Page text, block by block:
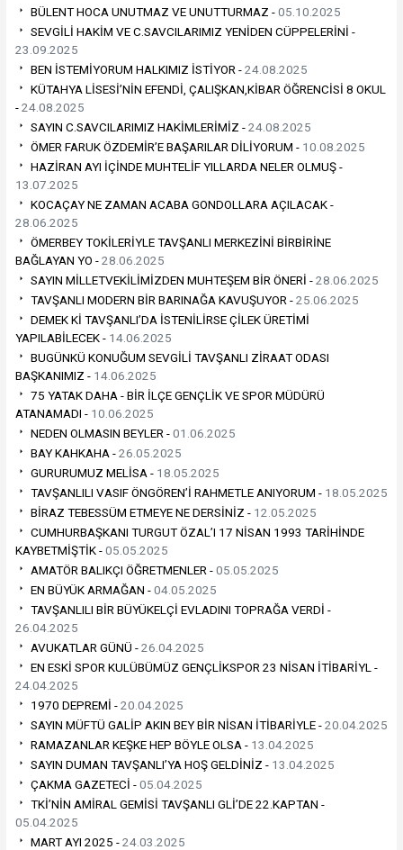
BÜLENT HOCA UNUTMAZ VE UNUTTURMAZ -05.10.2025
SEVGİLİ HAKİM VE C.SAVCILARIMIZ YENİDEN CÜPPELERİNİ -
23.09.2025
BEN İSTEMİYORUM HALKIMIZ İSTİYOR -24.08.2025
KÜTAHYA LİSESİ’NİN EFENDİ, ÇALIŞKAN,KİBAR ÖĞRENCİSİ 8 OKUL
-24.08.2025
SAYIN C.SAVCILARIMIZ HAKİMLERİMİZ -24.08.2025
ÖMER FARUK ÖZDEMİR’E BAŞARILAR DİLİYORUM - 10.08.2025
HAZİRAN AYI İÇİNDE MUHTELİF YILLARDA NELER OLMUŞ -
13.07.2025
KOCAÇAY NE ZAMAN ACABA GONDOLLARA AÇILACAK -
28.06.2025
ÖMERBEY TOKİLERİYLE TAVŞANLI MERKEZİNİ BİRBİRİNE
BAĞLAYAN YO -28.06.2025
SAYIN MİLLETVEKİLİMİZDEN MUHTEŞEM BİR ÖNERİ -28.06.2025
TAVŞANLI MODERN BİR BARINAĞA KAVUŞUYOR -25.06.2025
DEMEK Kİ TAVŞANLI’DA İSTENİLİRSE ÇİLEK ÜRETİMİ
YAPILABİLECEK - 14.06.2025
BUGÜNKÜ KONUĞUM SEVGİLİ TAVŞANLI ZİRAAT ODASI
BAŞKANIMIZ - 14.06.2025
75 YATAK DAHA - BİR İLÇE GENÇLİK VE SPOR MÜDÜRÜ
ATANAMADI - 10.06.2025
NEDEN OLMASIN BEYLER -01.06.2025
BAY KAHKAHA -26.05.2025
GURURUMUZ MELİSA - 18.05.2025
TAVŞANLILI VASIF ÖNGÖREN’İ RAHMETLE ANIYORUM - 18.05.2025
BİRAZ TEBESSÜM ETMEYE NE DERSİNİZ - 12.05.2025
CUMHURBAŞKANI TURGUT ÖZAL’I 17 NİSAN 1993 TARİHİNDE
KAYBETMİŞTİK -05.05.2025
AMATÖR BALIKÇI ÖĞRETMENLER -05.05.2025
EN BÜYÜK ARMAĞAN -04.05.2025
TAVŞANLILI BİR BÜYÜKELÇİ EVLADINI TOPRAĞA VERDİ -
26.04.2025
AVUKATLAR GÜNÜ -26.04.2025
EN ESKİ SPOR KULÜBÜMÜZ GENÇLİKSPOR 23 NİSAN İTİBARİYL -
24.04.2025
1970 DEPREMİ -20.04.2025
SAYIN MÜFTÜ GALİP AKIN BEY BİR NİSAN İTİBARİYLE -20.04.2025
RAMAZANLAR KEŞKE HEP BÖYLE OLSA - 13.04.2025
SAYIN DUMAN TAVŞANLI’YA HOŞ GELDİNİZ - 13.04.2025
ÇAKMA GAZETECİ -05.04.2025
TKİ’NİN AMİRAL GEMİSİ TAVŞANLI GLİ’DE 22.KAPTAN -
05.04.2025
MART AYI 2025 -24.03.2025